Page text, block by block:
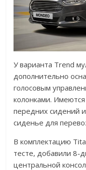
У варианта Trend
дополнительно
голосовым
колонками.
передних сидений
сиденье для
В комплектацию
тесте, добавили 8-
центральной